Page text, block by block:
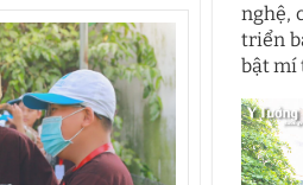
nghệ,
triển
bật mí